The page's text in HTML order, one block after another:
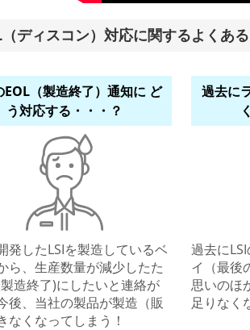
（ディスコン）対応に関するよくあ
EOL（製造終了）通知に ど
う対応する・・・？
発したLSIを製造しているベ
ら、生産数量が減少したた
造終了)にしたいと連絡が
後、当社の製品が製造（販
なくなってしまう！
過去に
過去に
イ（最後
思いのほ
足りなく